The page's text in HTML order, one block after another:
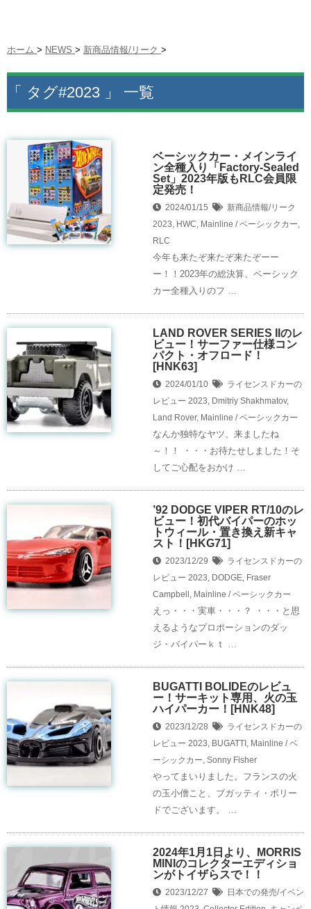
ホーム > NEWS > 新商品情報/リーク >
「 タグ#2023 」 一覧
ベーシックカー・メインライ
ン全種入り「Factory-Sealed
Set」2023年版もRLC会員限
定発売！
2024/01/15
新商品情報/リーク
2023, HWC, Mainline / ベーシックカー,
RLC
今年も来たぞ来たぞ来たぞーー
ー！！2023年の総決算、ベーシック
カー全種入りのフ …
LAND ROVER SERIES IIのレ
ビュー！サーファー仕様コン
パクト・オフロード！
[HNK63]
2024/01/10
ライセンスドカーの
レビュー 2023, Dmitriy Shakhmatov,
Land Rover, Mainline / ベーシックカー
なんか独特なヤツ、来ましたね
～！！ ・・・お待たせしました！そ
してご心配をおかけ …
’92 DODGE VIPER RT/10のレ
ビュー！初代バイパーのホッ
トウィール・置き換え新キャ
スト！[HKG71]
2023/12/29
ライセンスドカーの
レビュー 2023, DODGE, Fraser
Campbell , Mainline / ベーシックカー
えっ・・・実車・・・？ ・・・と思
えるようなプロポーションのダッ
ジ・バイパーｋｔ …
BUGATTI BOLIDEのレビュ
ー！サーキット専用、火の玉
ハイパーカー！[HNK48]
2023/12/28
ライセンスドカーの
レビュー 2023, BUGATTI , Mainline / ベ
ーシックカー, Sonny Fisher
やってまいりました。フランスの火
の玉小僧こと、ブガッティ・ボリー
ドでございます。 …
2024年1月1日より、MORRIS
MINIのコレクターエディショ
ンがトイザらスで！！
2023/12/27
日本での発売/イベン